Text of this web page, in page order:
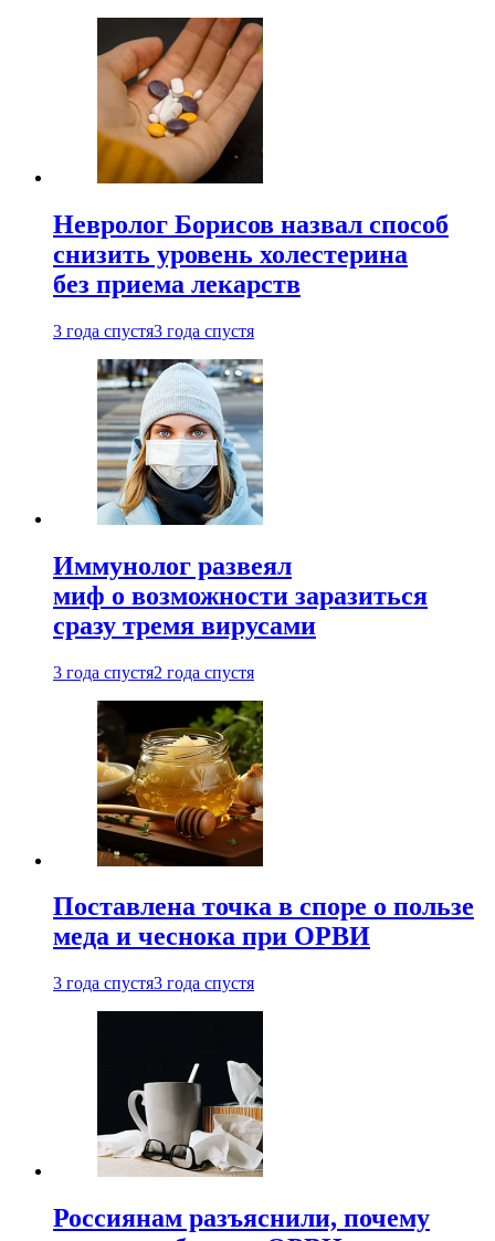
Невролог Борисов назвал способ
снизить уровень холестерина
без приема лекарств
3 года спустя3 года спустя
Иммунолог развеял
миф о возможности заразиться
сразу тремя вирусами
3 года спустя2 года спустя
Поставлена точка в споре о пользе
меда и чеснока при ОРВИ
3 года спустя3 года спустя
Россиянам разъяснили, почему